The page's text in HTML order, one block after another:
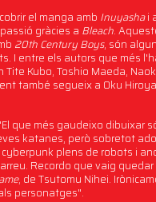
el manga amb Inuyashai
gràcies a Bleach.
20th Century Boys, són
I entre els autors que més
Kubo, Toshio Maeda,
també segueix a Oku
que més gaudeixo dibuixar
katanes, però sobretot
plens de robots i
Recordo que vaig
, de Tsutomu Nihei.
personatges".